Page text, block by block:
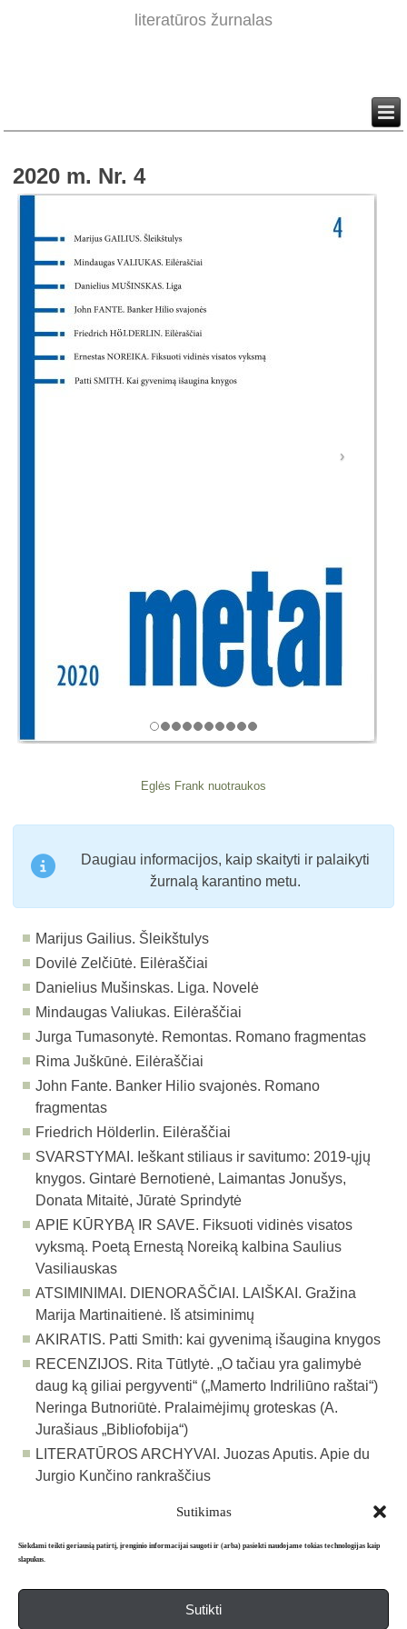
Sutikimas
Siekdami teikti geriausią patirtį, įrenginio informacijai saugoti ir (arba) pasiekti naudojame tokias technologijas kaip
slapukus.
Sutikti
literatūros žurnalas
2020 m. Nr. 4
Eglės Frank nuotraukos
Daugiau informacijos, kaip skaityti ir palaikyti
žurnalą karantino metu.
Marijus Gailius. Šleikštulys
Dovilė Zelčiūtė. Eilėraščiai
Danielius Mušinskas. Liga. Novelė
Mindaugas Valiukas. Eilėraščiai
Jurga Tumasonytė. Remontas. Romano fragmentas
Rima Juškūnė. Eilėraščiai
John Fante. Banker Hilio svajonės. Romano
fragmentas
Friedrich Hölderlin. Eilėraščiai
SVARSTYMAI. Ieškant stiliaus ir savitumo: 2019-ųjų
knygos. Gintarė Bernotienė, Laimantas Jonušys,
Donata Mitaitė, Jūratė Sprindytė
APIE KŪRYBĄ IR SAVE. Fiksuoti vidinės visatos
vyksmą. Poetą Ernestą Noreiką kalbina Saulius
Vasiliauskas
ATSIMINIMAI. DIENORAŠČIAI. LAIŠKAI.Gražina
Marija Martinaitienė. Iš atsiminimų
AKIRATIS. Patti Smith: kai gyvenimą išaugina knygos
RECENZIJOS. Rita Tūtlytė. „O tačiau yra galimybė
daug ką giliai pergyventi“ („Mamerto Indriliūno raštai“)
Neringa Butnoriūtė. Pralaimėjimų groteskas (A.
Jurašiaus „Bibliofobija“)
LITERATŪROS ARCHYVAI.Juozas Aputis. Apie du
Jurgio Kunčino rankraščius